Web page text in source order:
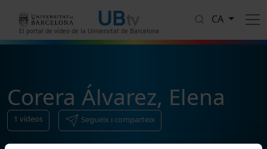
El portal de vídeo de la Universitat de Barcelona
CA
Corera Álvarez, Elena
1 vídeos Segueix i comparteix